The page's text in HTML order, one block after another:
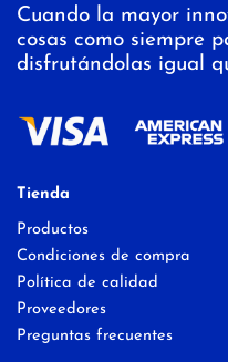
Cuando la mayor
cosas como siempre
disfrutándolas igual
Tienda
Productos
Condiciones de compra
Política de calidad
Proveedores
Preguntas frecuentes